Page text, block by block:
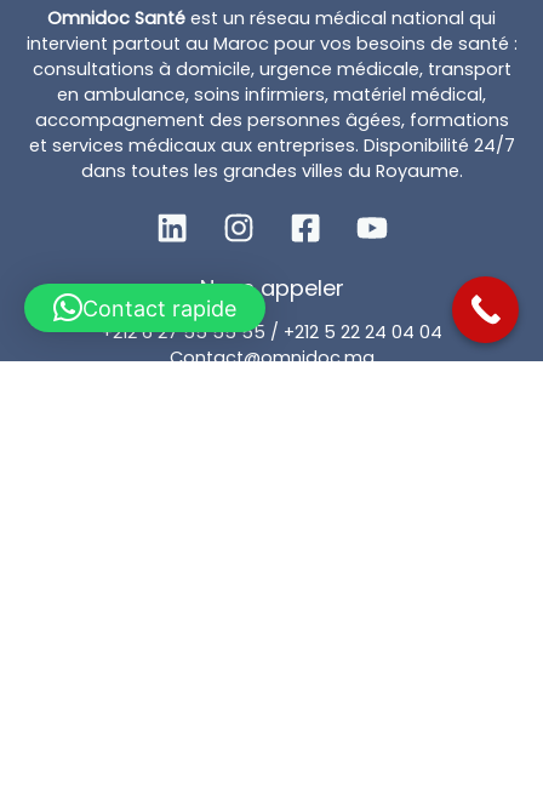
Omnidoc Santé est un réseau médical national qui
intervient partout au Maroc pour vos besoins de santé :
consultations à domicile, urgence médicale, transport
en ambulance, soins infirmiers, matériel médical,
accompagnement des personnes âgées, formations
et services médicaux aux entreprises. Disponibilité 24/7
dans toutes les grandes villes du Royaume.
Nous appeler
+212 6 27 55 55 55 / +212 5 22 24 04 04
Contact@omnidoc.ma
Contact rapide